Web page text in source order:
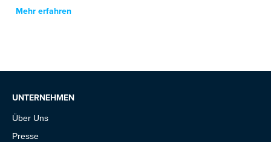
Mehr erfahren
UNTERNEHMEN
Über Uns
Presse